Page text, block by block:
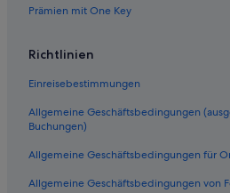
Pensionen in Papeete
Prämien mit One Key
Richtlinien
Einreisebestimmungen
Allgemeine Geschäftsbedingungen
Buchungen)
Allgemeine Geschäftsbedingungen für
Allgemeine Geschäftsbedingungen von